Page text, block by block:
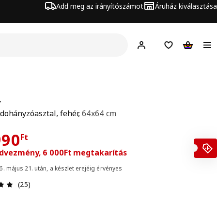
Add meg az irányítószámot Áruház kiválasztása
Hej! Bejelentkezés
Bevásárlólista
Kosár
fehér,64x64 cm
Ft
6 000Ft megtakarítás
május 21. után, a készlet erejéig érvényes
Értékelés: 5 / 5 csillagok. Összes vélemény: 25
(25)